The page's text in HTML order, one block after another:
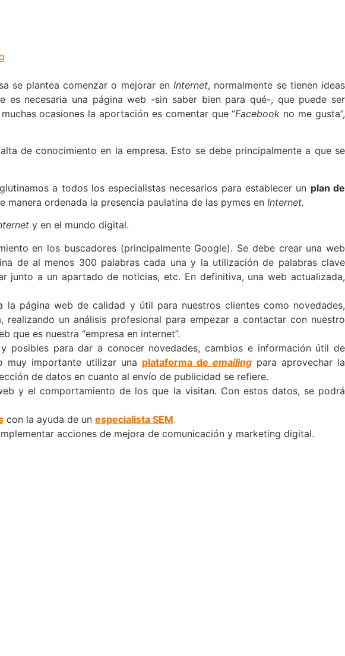
se plantea comenzar o mejorar enInternet, normalmente se tienen ideas
necesaria una página web -sin saber bien para qué-, que puede ser
ocasiones la aportación es comentar que “Facebook no me gusta”,
de conocimiento en la empresa. Esto se debe principalmente a que se
a todos los especialistas necesarios para establecer un plan de
manera ordenada la presencia paulatina de las pymes en Internet.
y en el mundo digital.
en los buscadores (principalmente Google). Se debe crear una web
de al menos 300 palabras cada una y la utilización de palabras clave
junto a un apartado de noticias, etc. En definitiva, una web actualizada,
página web de calidad y útil para nuestros clientes como novedades,
un análisis profesional para empezar a contactar con nuestro
que es nuestra “empresa en internet”.
posibles para dar a conocer novedades, cambios e información útil de
muy importante utilizar una plataforma de emailing para aprovechar la
de datos en cuanto al envío de publicidad se refiere.
y el comportamiento de los que la visitan. Con estos datos, se podrá
con la ayuda de un especialista SEM.
acciones de mejora de comunicación y marketing digital.